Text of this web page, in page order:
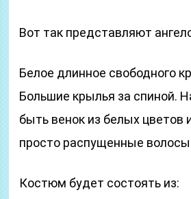
Вот так представляют
Белое длинное свободного
Большие крылья за спиной.
быть венок из белых цветов
просто распущенные
Костюм будет состоять из: